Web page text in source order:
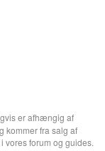
er afhængig af
kommer fra salg af
vores forum og guides.